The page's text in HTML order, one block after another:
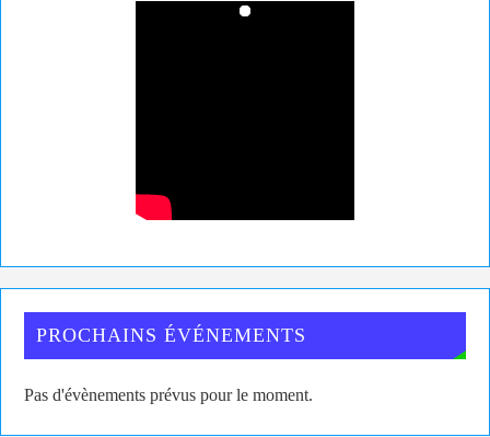
PROCHAINS ÉVÉNEMENTS
Pas d'évènements prévus pour le moment.